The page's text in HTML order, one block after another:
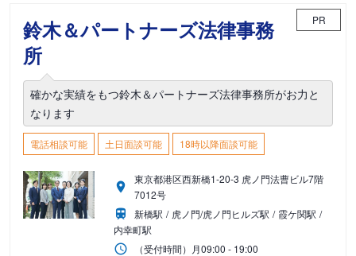
鈴木＆パートナーズ法律事務
所
PR
確かな実績をもつ鈴木＆パートナーズ法律事務所がお力と
なります
電話相談可能 土日面談可能 18時以降面談可能
東京都港区西新橋1-20-3 虎ノ門法曹ビル7階
7012号
新橋駅
虎ノ門/虎ノ門ヒルズ駅
霞ケ関駅
内幸町駅
（受付時間） 月09:00 - 19:00